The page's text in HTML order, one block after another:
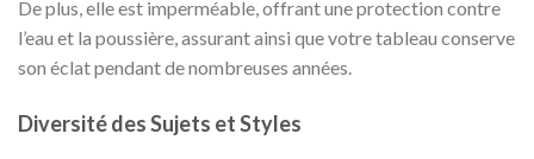
De plus, elle est imperméable, offrant une protection contre
l’eau et la poussière, assurant ainsi que votre tableau conserve
son éclat pendant de nombreuses années.
Diversité des Sujets et Styles